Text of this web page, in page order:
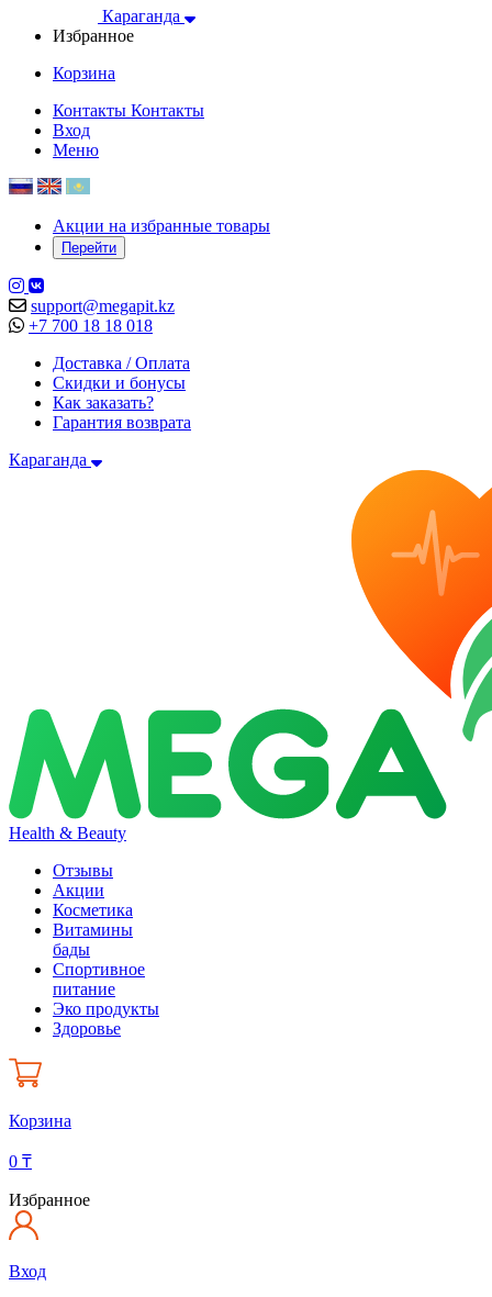
Караганда
Избранное
Корзина
Контакты Контакты
Вход
Меню
Акции на избранные товары
Перейти
support@megapit.kz
+7 700 18 18 018
Доставка / Оплата
Скидки и бонусы
Как заказать?
Гарантия возврата
Караганда
Health & Beauty
Отзывы
Акции
Косметика
Витамины
бады
Спортивное
питание
Эко продукты
Здоровье
Корзина
0 ₸
Избранное
Вход